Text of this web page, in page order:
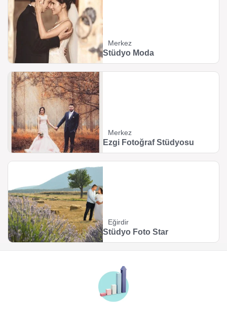
Merkez
Stüdyo Moda
Merkez
Ezgi Fotoğraf Stüdyosu
Eğirdir
Stüdyo Foto Star